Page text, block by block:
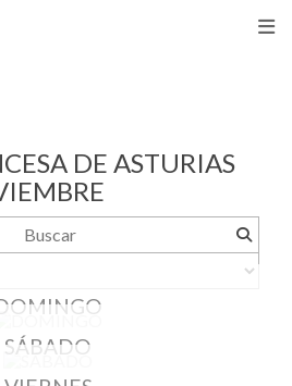
DE ASTURIAS
SÁBADO